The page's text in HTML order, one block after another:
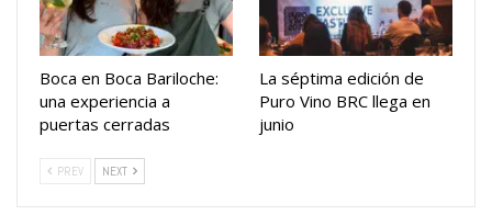
Boca en Boca Bariloche:
una experiencia a
puertas cerradas
La séptima edición de
Puro Vino BRC llega en
junio
PREV NEXT